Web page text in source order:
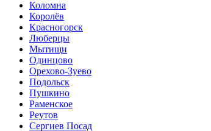
Коломна
Королёв
Красногорск
Люберцы
Мытищи
Одинцово
Орехово-Зуево
Подольск
Пушкино
Раменское
Реутов
Сергиев Посад